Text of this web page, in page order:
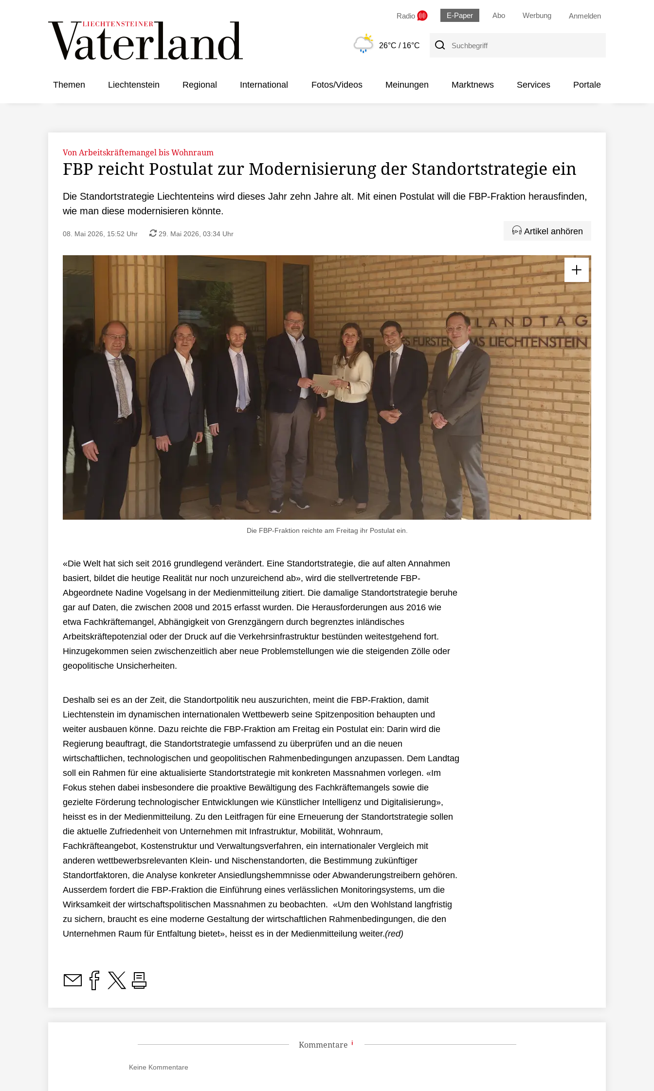
Radio E-Paper Abo Werbung Anmelden
26°C / 16°C
Suchbegriff
Themen Liechtenstein Regional International Fotos/Videos Meinungen Marktnews Services Portale
Von Arbeitskräftemangel bis Wohnraum
FBP reicht Postulat zur Modernisierung der Standortstrategie ein
Die Standortstrategie Liechtenteins wird dieses Jahr zehn Jahre alt. Mit einen Postulat will die FBP-Fraktion herausfinden,
wie man diese modernisieren könnte.
08. Mai 2026, 15:52 Uhr 29. Mai 2026, 03:34 Uhr Artikel anhören
Die FBP-Fraktion reichte am Freitag ihr Postulat ein.
«Die Welt hat sich seit 2016 grundlegend verändert. Eine Standortstrategie, die auf alten Annahmen
basiert, bildet die heutige Realität nur noch unzureichend ab», wird die stellvertretende FBP-
Abgeordnete Nadine Vogelsang in der Medienmitteilung zitiert. Die damalige Standortstrategie beruhe
gar auf Daten, die zwischen 2008 und 2015 erfasst wurden. Die Herausforderungen aus 2016 wie
etwa Fachkräftemangel, Abhängigkeit von Grenzgängern durch begrenztes inländisches
Arbeitskräftepotenzial oder der Druck auf die Verkehrsinfrastruktur bestünden weitestgehend fort.
Hinzugekommen seien zwischenzeitlich aber neue Problemstellungen wie die steigenden Zölle oder
geopolitische Unsicherheiten.
Deshalb sei es an der Zeit, die Standortpolitik neu auszurichten, meint die FBP-Fraktion, damit
Liechtenstein im dynamischen internationalen Wettbewerb seine Spitzenposition behaupten und
weiter ausbauen könne. Dazu reichte die FBP-Fraktion am Freitag ein Postulat ein: Darin wird die
Regierung beauftragt, die Standortstrategie umfassend zu überprüfen und an die neuen
wirtschaftlichen, technologischen und geopolitischen Rahmenbedingungen anzupassen. Dem Landtag
soll ein Rahmen für eine aktualisierte Standortstrategie mit konkreten Massnahmen vorlegen. «Im
Fokus stehen dabei insbesondere die proaktive Bewältigung des Fachkräftemangels sowie die
gezielte Förderung technologischer Entwicklungen wie Künstlicher Intelligenz und Digitalisierung»,
heisst es in der Medienmitteilung. Zu den Leitfragen für eine Erneuerung der Standortstrategie sollen
die aktuelle Zufriedenheit von Unternehmen mit Infrastruktur, Mobilität, Wohnraum,
Fachkräfteangebot, Kostenstruktur und Verwaltungsverfahren, ein internationaler Vergleich mit
anderen wettbewerbsrelevanten Klein- und Nischenstandorten, die Bestimmung zukünftiger
Standortfaktoren, die Analyse konkreter Ansiedlungshemmnisse oder Abwanderungstreibern gehören.
Ausserdem fordert die FBP-Fraktion die Einführung eines verlässlichen Monitoringsystems, um die
Wirksamkeit der wirtschaftspolitischen Massnahmen zu beobachten. «Um den Wohlstand langfristig
zu sichern, braucht es eine moderne Gestaltung der wirtschaftlichen Rahmenbedingungen, die den
Unternehmen Raum für Entfaltung bietet», heisst es in der Medienmitteilung weiter.(red)
Kommentare
Keine Kommentare